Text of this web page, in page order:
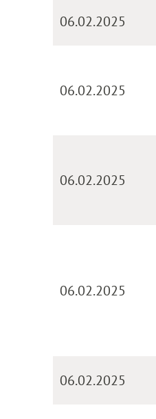
06.02.2025
06.02.2025
06.02.2025
06.02.2025
06.02.2025